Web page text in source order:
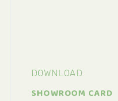
DOWNLOAD
SHOWROOM CARD